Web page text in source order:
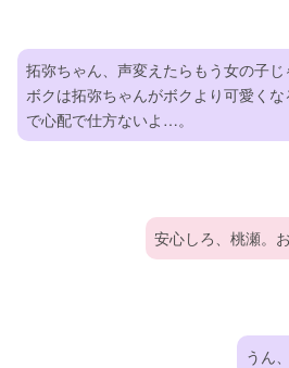
拓弥ちゃん、声変えたらもう女の子
ボクは拓弥ちゃんがボクより可愛く
で心配で仕方ないよ…。
安心しろ、桃瀬。
うん